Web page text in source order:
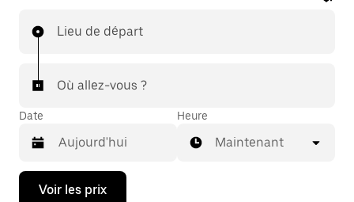
Lieu de départ
Où allez-vous ?
Date
Appuyez
Heure
Maintenant
Voir les prix